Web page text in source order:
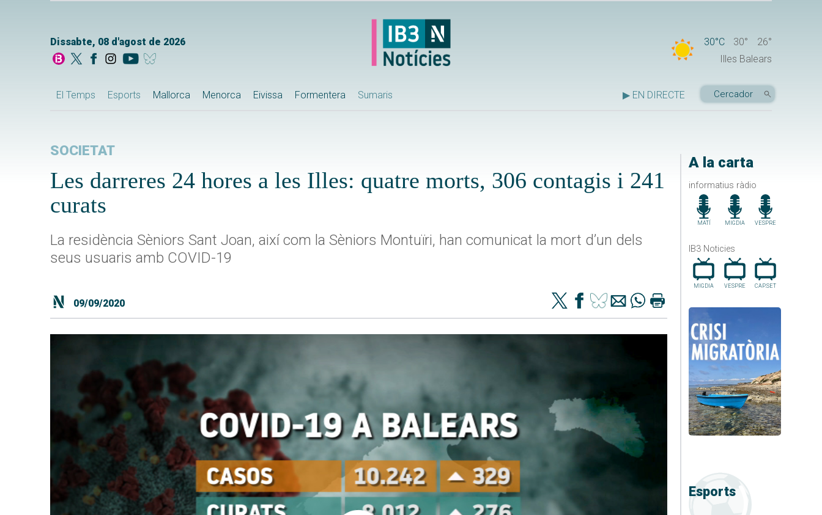
Dissabte, 08 d'agost de 2026 30°C 30°
26°
Illes Balears
El Temps Esports Mallorca Menorca Eivissa Formentera Sumaris ▶ EN DIRECTE
A la carta
informatius ràdio
MATÍ MIGDIA VESPRE
IB3 Noticies
MIGDIA VESPRE CAP.SET
Esports
SOCIETAT
Les darreres 24 hores a les Illes: quatre morts, 306 contagis i 241
curats
La residència Sèniors Sant Joan, així com la Sèniors Montuïri, han comunicat la mort d’un dels
seus usuaris amb COVID-19
09/09/2020